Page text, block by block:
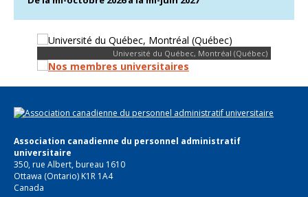
Université du Québec, Montréal (Québec)
Association canadienne du personnel administratif
universitaire
350, rue Albert, bureau 1610
Ottawa (Ontario) K1R 1A4
Canada